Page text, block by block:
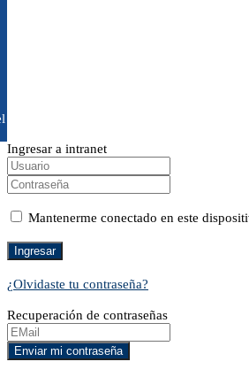
Ingresar a intranet
Mantenerme conectado en este
¿Olvidaste tu contraseña?
Recuperación de contraseñas